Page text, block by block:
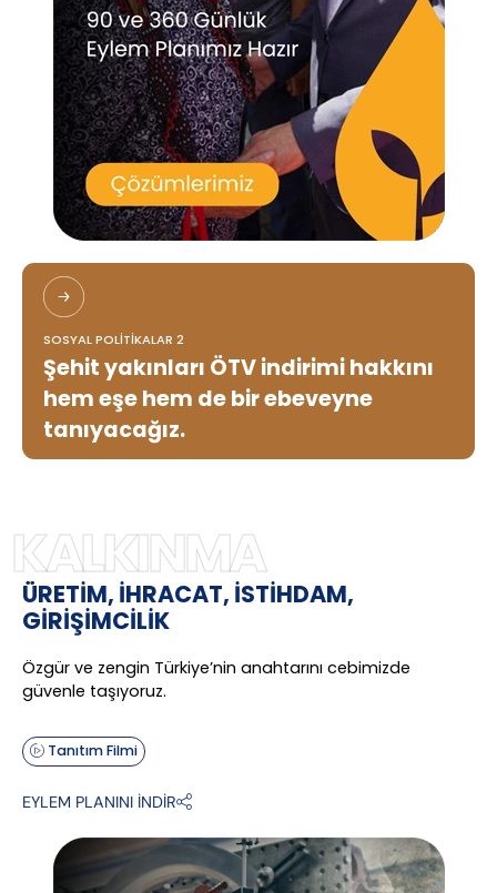
SOSYAL POLİTİKALAR 2
Şehit yakınları ÖTV indirimi hakkını
hem eşe hem de bir ebeveyne
tanıyacağız.
KALKINMA
ÜRETİM, İHRACAT, İSTİHDAM,
GİRİŞİMCİLİK
Özgür ve zengin Türkiye’nin anahtarını cebimizde
güvenle taşıyoruz.
Tanıtım Filmi
EYLEM PLANINI İNDİR